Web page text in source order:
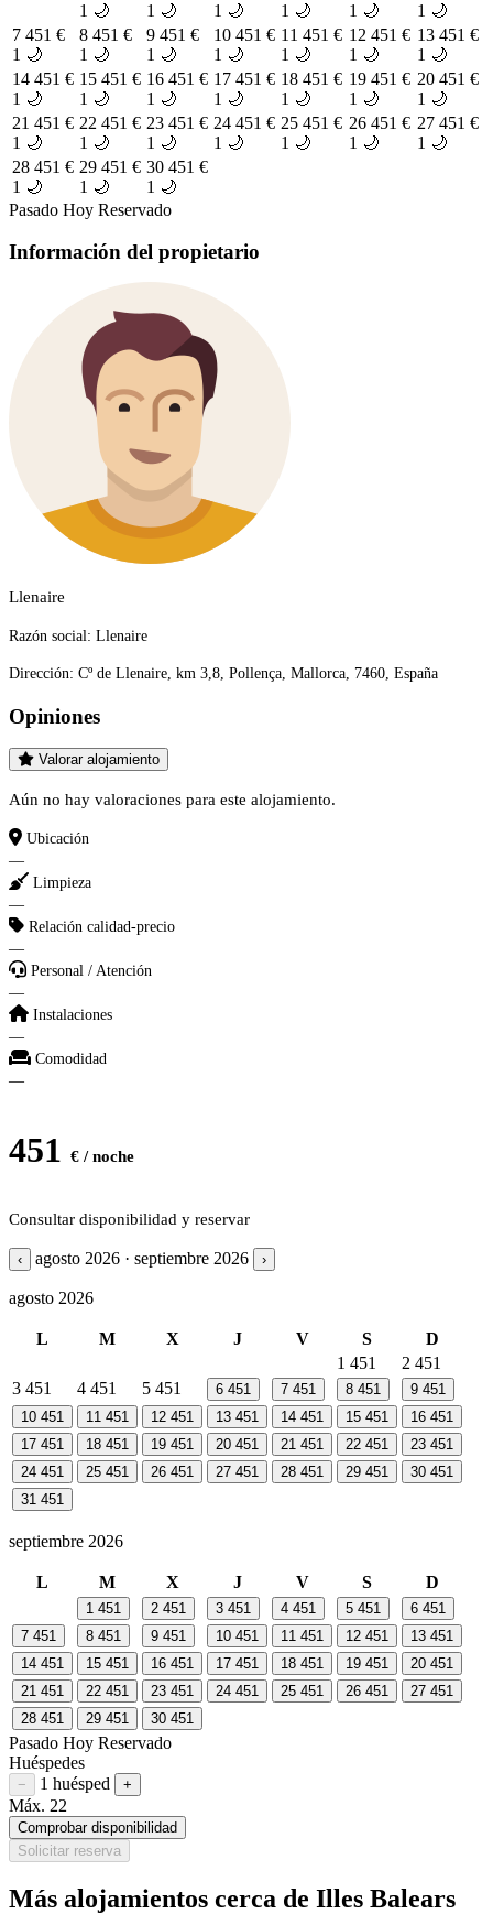
1 🌙
1 🌙
1 🌙
1 🌙
1 🌙
1 🌙
7 451 €
1 🌙
8 451 €
1 🌙
9 451 €
1 🌙
10 451 €
1 🌙
11 451 €
1 🌙
12 451 €
1 🌙
13 451 €
1 🌙
14 451 €
1 🌙
15 451 €
1 🌙
16 451 €
1 🌙
17 451 €
1 🌙
18 451 €
1 🌙
19 451 €
1 🌙
20 451 €
1 🌙
21 451 €
1 🌙
22 451 €
1 🌙
23 451 €
1 🌙
24 451 €
1 🌙
25 451 €
1 🌙
26 451 €
1 🌙
27 451 €
1 🌙
28 451 €
1 🌙
29 451 €
1 🌙
30 451 €
1 🌙
Pasado Hoy Reservado
Información del propietario
Llenaire
Razón social: Llenaire
Dirección: Cº de Llenaire, km 3,8, Pollença, Mallorca, 7460, España
Opiniones
Valorar alojamiento
Aún no hay valoraciones para este alojamiento.
Ubicación
—
Limpieza
—
Relación calidad-precio
—
Personal / Atención
—
Instalaciones
—
Comodidad
—
451 € / noche
Consultar disponibilidad y reservar
‹ agosto 2026 · septiembre 2026 ›
agosto 2026
L M X J V S
D
1 451 2 451
3 451 4 451 5 451 6 451 7 451 8 451 9 451
10 451 11 451 12 451 13 451 14 451 15 451 16 451
17 451 18 451 19 451 20 451 21 451 22 451 23 451
24 451 25 451 26 451 27 451 28 451 29 451 30 451
31 451
septiembre 2026
L M X J V S D
1 451 2 451 3 451 4 451 5 451 6 451
7 451 8 451 9 451 10 451 11 451 12 451 13 451
14 451 15 451 16 451 17 451 18 451 19 451 20 451
21 451 22 451 23 451 24 451 25 451 26 451 27 451
28 451 29 451 30 451
Pasado Hoy Reservado
Huéspedes
Restar huésped
− 1 huésped Sumar huésped
+
Máx. 22
Comprobar disponibilidad
Solicitar reserva
Más alojamientos cerca de Illes Balears